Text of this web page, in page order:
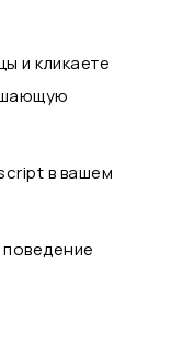
и кликаете
в вашем